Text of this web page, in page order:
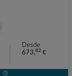
Desde
673,82 €